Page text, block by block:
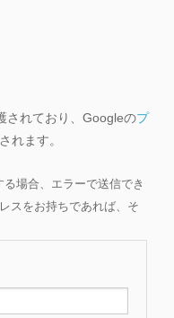
されており、Googleのプ
れます。
場合、エラーで送信でき
スをお持ちであれば、そ